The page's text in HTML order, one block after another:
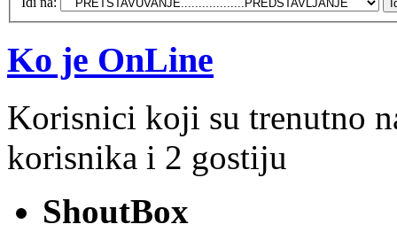
Ko je OnLine
Korisnici koji su trenutno
korisnika i 2 gostiju
ShoutBox